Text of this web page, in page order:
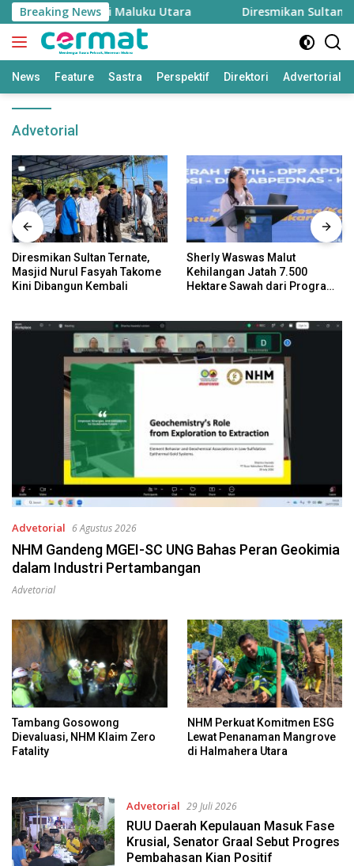
Langsung
ke
konten
Breaking News
Inflasi Maluku Utara Diresmikan Sultan
News Feature Sastra Perspektif Direktori Advertorial
Advetorial
Diresmikan Sultan Ternate,
Masjid Nurul Fasyah Takome
Kini Dibangun Kembali
Sherly Waswas Malut
Kehilangan Jatah 7.500
Hektare Sawah dari Program
Advetorial 6 Agustus 2026
NHM Gandeng MGEI-SC UNG Bahas Peran Geokimia
dalam Industri Pertambangan
Advetorial
Tambang Gosowong
Dievaluasi, NHM Klaim Zero
Fatality
NHM Perkuat Komitmen ESG
Lewat Penanaman Mangrove
di Halmahera Utara
Advetorial 29 Juli 2026
RUU Daerah Kepulauan Masuk Fase
Krusial, Senator Graal Sebut Progres
Pembahasan Kian Positif